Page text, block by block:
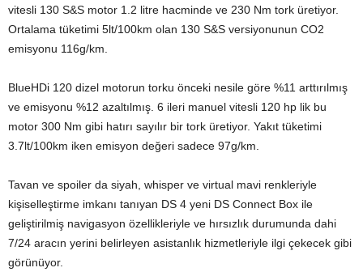
vitesli 130 S&S motor 1.2 litre hacminde ve 230 Nm tork üretiyor.
Ortalama tüketimi 5lt/100km olan 130 S&S versiyonunun CO2
emisyonu 116g/km.
BlueHDi 120 dizel motorun torku önceki nesile göre %11 arttırılmış
ve emisyonu %12 azaltılmış. 6 ileri manuel vitesli 120 hp lik bu
motor 300 Nm gibi hatırı sayılır bir tork üretiyor. Yakıt tüketimi
3.7lt/100km iken emisyon değeri sadece 97g/km.
Tavan ve spoiler da siyah, whisper ve virtual mavi renkleriyle
kişiselleştirme imkanı tanıyan DS 4 yeni DS Connect Box ile
geliştirilmiş navigasyon özellikleriyle ve hırsızlık durumunda dahi
7/24 aracın yerini belirleyen asistanlık hizmetleriyle ilgi çekecek gibi
görünüyor.